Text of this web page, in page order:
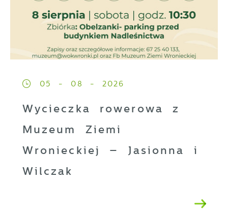
05 - 08 - 2026
Wycieczka rowerowa z
Muzeum Ziemi
Wronieckiej – Jasionna i
Wilczak